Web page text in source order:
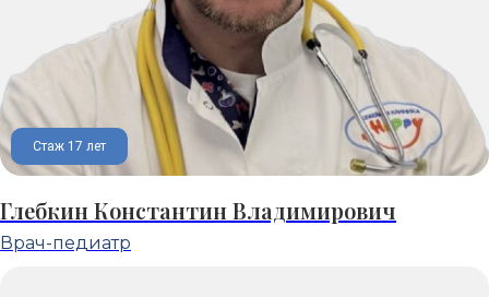
Стаж 17 лет
Глебкин Константин Владимирович
Врач-педиатр